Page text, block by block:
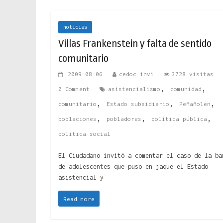
noticias
Villas Frankenstein y falta de sentido
comunitario
2009-08-06 cedoc invi 3728 visitas
0 Comment asistencialismo , comunidad ,
comunitario , Estado subsidiario , Peñañolen ,
poblaciones , pobladores , política pública ,
politica social
El Ciudadano invitó a comentar el caso de la
de adolescentes que puso en jaque el Estado
asistencial y
Read more